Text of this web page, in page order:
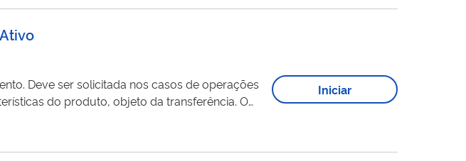
Deve ser solicitada nos casos de operações
do produto, objeto da transferência. O
sobre transferência
está detalhado no documento...
Iniciar